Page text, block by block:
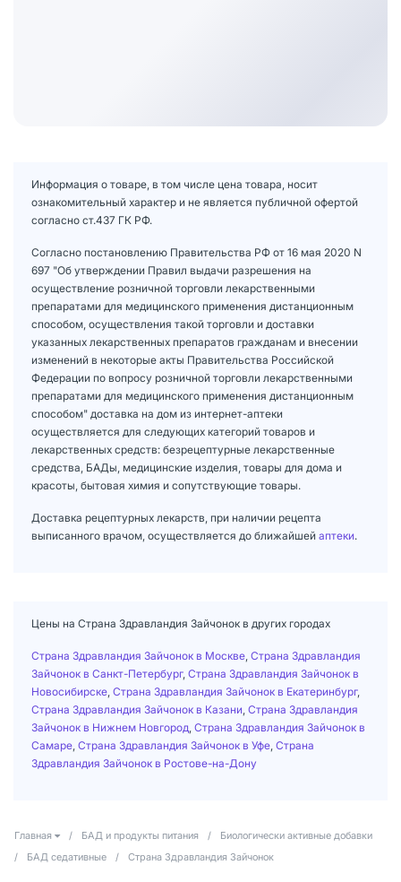
Информация о товаре, в том числе цена товара, носит
ознакомительный характер и не является публичной офертой
согласно ст.437 ГК РФ.
Согласно постановлению Правительства РФ от 16 мая 2020 N
697 "Об утверждении Правил выдачи разрешения на
осуществление розничной торговли лекарственными
препаратами для медицинского применения дистанционным
способом, осуществления такой торговли и доставки
указанных лекарственных препаратов гражданам и внесении
изменений в некоторые акты Правительства Российской
Федерации по вопросу розничной торговли лекарственными
препаратами для медицинского применения дистанционным
способом" доставка на дом из интернет-аптеки
осуществляется для следующих категорий товаров и
лекарственных средств: безрецептурные лекарственные
средства, БАДы, медицинские изделия, товары для дома и
красоты, бытовая химия и сопутствующие товары.
Доставка рецептурных лекарств, при наличии рецепта
выписанного врачом, осуществляется до ближайшей аптеки.
Цены на Страна Здравландия Зайчонок в других городах
Страна Здравландия Зайчонок в Москве Страна Здравландия
Зайчонок в Санкт-Петербург, Страна Здравландия Зайчонок в
Новосибирске Страна Здравландия Зайчонок в Екатеринбург,
Страна Здравландия Зайчонок в Казани Страна Здравландия
Зайчонок в Нижнем Новгород Страна Здравландия Зайчонок в
Самаре Страна Здравландия Зайчонок в Уфе Страна
Здравландия Зайчонок в Ростове-на-Дону
Главная / БАД и продукты питания /
Биологически активные добавки
/
БАД седативные / Страна Здравландия Зайчонок